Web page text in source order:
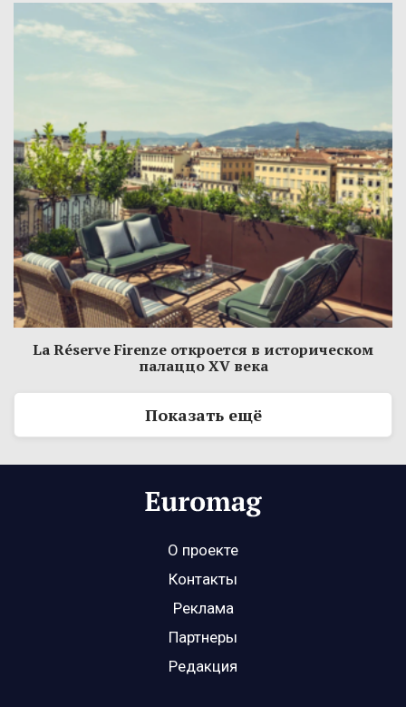
La Réserve Firenze откроется в историческом
палаццо XV века
Показать ещё
О проекте
Контакты
Реклама
Партнеры
Редакция